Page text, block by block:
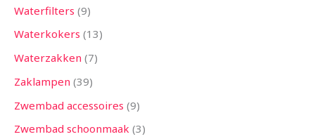
Waterfilters 9
Waterkokers 13
Waterzakken 7
Zaklampen 39
Zwembad accessoires 9
Zwembad schoonmaak 3